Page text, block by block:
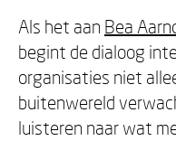
Als het aan Bea
begint de dialoog
organisaties niet
buitenwereld
luisteren naar wat